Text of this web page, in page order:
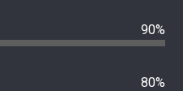
90%
80%